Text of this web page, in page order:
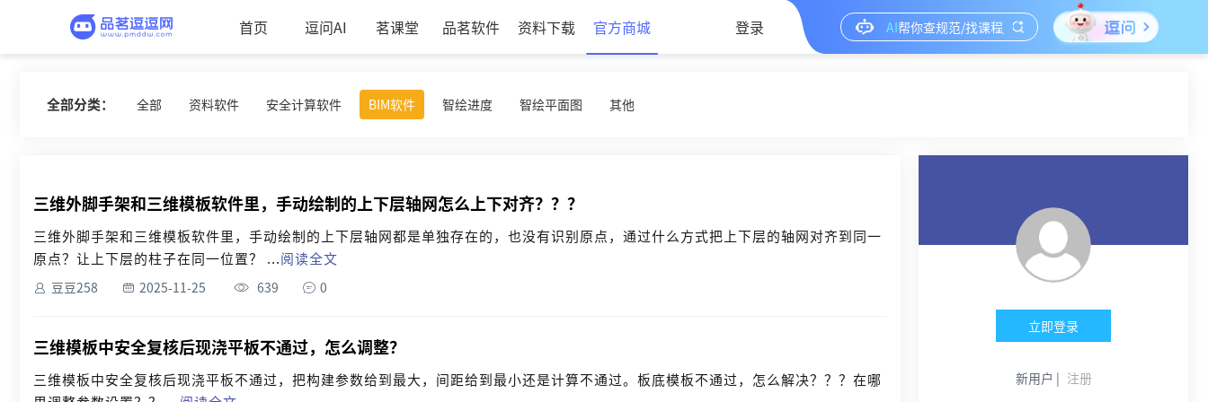
首页 逗问AI 茗课堂 品茗软件 资料下载 官方商城 登录
全部分类： 全部 资料软件 安全计算软件 BIM软件 智绘进度 智绘平面图 其他
三维外脚手架和三维模板软件里，手动绘制的上下层轴网怎么上下对齐？？？
三维外脚手架和三维模板软件里，手动绘制的上下层轴网都是单独存在的，也没有识别原点，通过什么方式把上下层的轴网对齐到同一
原点？让上下层的柱子在同一位置？ ...阅读全文
豆豆258 2025-11-25 639 0
三维模板中安全复核后现浇平板不通过，怎么调整？
三维模板中安全复核后现浇平板不通过，把构建参数给到最大，间距给到最小还是计算不通过。板底模板不通过，怎么解决？？？在哪
立即登录
新用户 | 注册